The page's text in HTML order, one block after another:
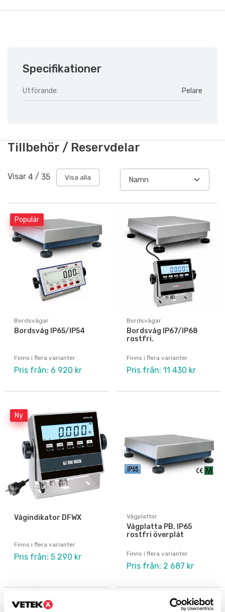
Specifikationer
Utförande: Pelare
Tillbehör / Reservdelar
Visar 4 / 35 Visa alla
Populär
Bordsvågar
Bordsvåg IP65/IP54
Finns i flera varianter
Pris från: 6 920 kr
Bordsvågar
Bordsvåg IP67/IP68
rostfri.
Finns i flera varianter
Pris från: 11 430 kr
Ny
Vågindikator DFWX
Finns i flera varianter
Pris från: 5 290 kr
Vågplattor
Vågplatta PB, IP65
rostfri överplåt
Finns i flera varianter
Pris från: 2 687 kr